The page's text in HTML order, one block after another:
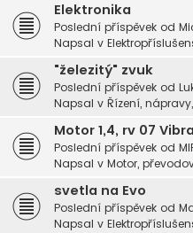
Elektronika
Poslední příspěvek od
Napsal v
"železitý" zvuk
Poslední příspěvek od
Napsal v Řízení,
Motor 1,4, rv 07
Poslední příspěvek od
Napsal v Motor,
svetla na Evo
Poslední příspěvek od
Napsal v